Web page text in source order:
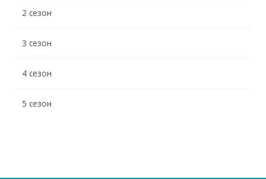
2 сезон
3 сезон
4 сезон
5 сезон